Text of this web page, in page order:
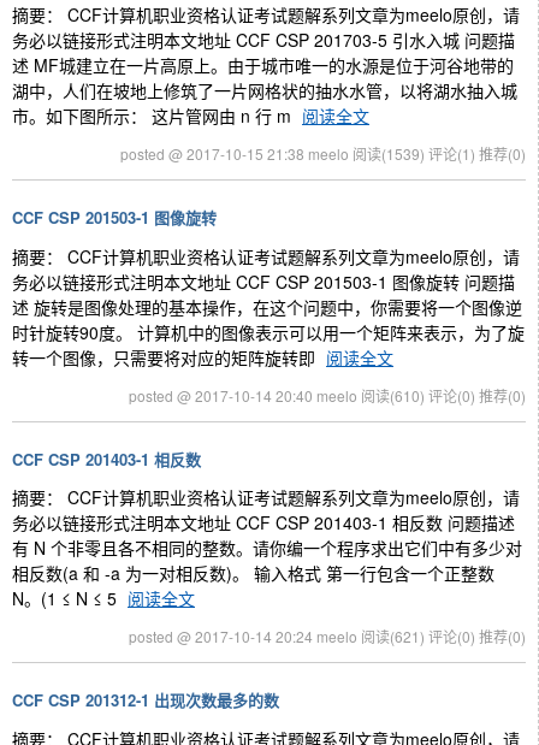
摘要： CCF计算机职业资格认证考试题解系列文章为meelo原创，请
务必以链接形式注明本文地址 CCF CSP 201703-5 引水入城 问题描
述 MF城建立在一片高原上。由于城市唯一的水源是位于河谷地带的
湖中，人们在坡地上修筑了一片网格状的抽水水管，以将湖水抽入城
市。如下图所示： 这片管网由 n 行 m 阅读全文
posted @ 2017-10-15 21:38 meelo 阅读(1539) 评论(1) 推荐(0)
CCF CSP 201503-1 图像旋转
摘要： CCF计算机职业资格认证考试题解系列文章为meelo原创，请
务必以链接形式注明本文地址 CCF CSP 201503-1 图像旋转 问题描
述 旋转是图像处理的基本操作，在这个问题中，你需要将一个图像逆
时针旋转90度。 计算机中的图像表示可以用一个矩阵来表示，为了旋
转一个图像，只需要将对应的矩阵旋转即 阅读全文
posted @ 2017-10-14 20:40 meelo 阅读(610) 评论(0) 推荐(0)
CCF CSP 201403-1 相反数
摘要： CCF计算机职业资格认证考试题解系列文章为meelo原创，请
务必以链接形式注明本文地址 CCF CSP 201403-1 相反数 问题描述
有 N 个非零且各不相同的整数。请你编一个程序求出它们中有多少对
相反数(a 和 -a 为一对相反数)。 输入格式 第一行包含一个正整数
N。(1 ≤ N ≤ 5 阅读全文
posted @ 2017-10-14 20:24 meelo 阅读(621) 评论(0) 推荐(0)
CCF CSP 201312-1 出现次数最多的数
摘要： CCF计算机职业资格认证考试题解系列文章为meelo原创，请